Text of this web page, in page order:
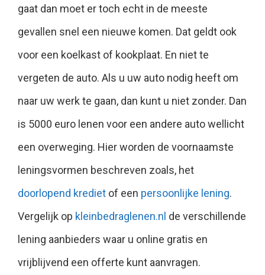
gaat dan moet er toch echt in de meeste
gevallen snel een nieuwe komen. Dat geldt ook
voor een koelkast of kookplaat. En niet te
vergeten de auto. Als u uw auto nodig heeft om
naar uw werk te gaan, dan kunt u niet zonder. Dan
is 5000 euro lenen voor een andere auto wellicht
een overweging. Hier worden de voornaamste
leningsvormen beschreven zoals, het
doorlopend krediet of een persoonlijke lening.
Vergelijk op kleinbedraglenen.nl de verschillende
lening aanbieders waar u online gratis en
vrijblijvend een offerte kunt aanvragen.